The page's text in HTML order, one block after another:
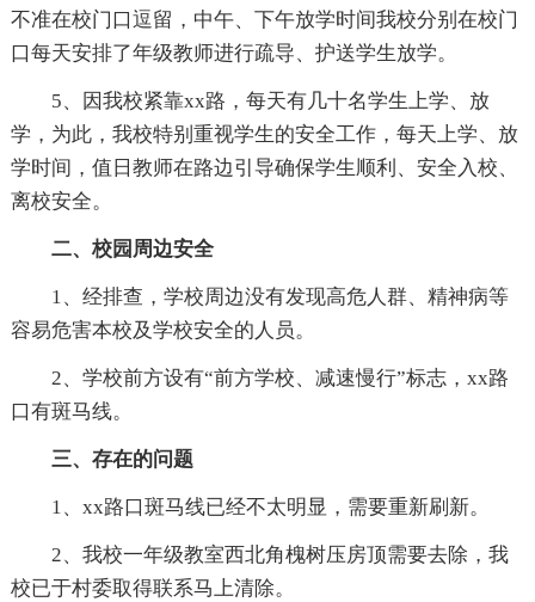
不准在校门口逗留，中午、下午放学时间我校分别在校门
口每天安排了年级教师进行疏导、护送学生放学。
5、因我校紧靠xx路，每天有几十名学生上学、放
学，为此，我校特别重视学生的安全工作，每天上学、放
学时间，值日教师在路边引导确保学生顺利、安全入校、
离校安全。
二、校园周边安全
1、经排查，学校周边没有发现高危人群、精神病等
容易危害本校及学校安全的人员。
2、学校前方设有“前方学校、减速慢行”标志，xx路
口有斑马线。
三、存在的问题
1、xx路口斑马线已经不太明显，需要重新刷新。
2、我校一年级教室西北角槐树压房顶需要去除，我
校已于村委取得联系马上清除。